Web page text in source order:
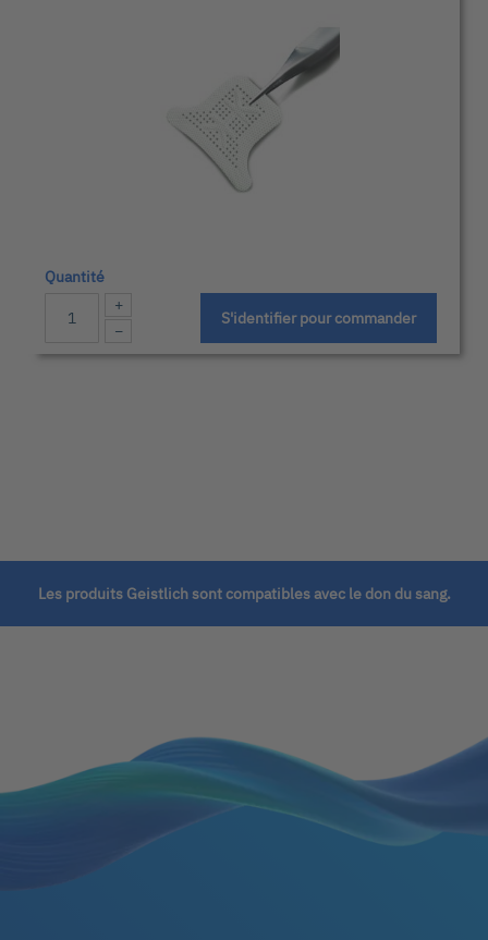
Quantité
+
−
S'identifier pour commander
Les produits Geistlich sont compatibles avec le don du sang.